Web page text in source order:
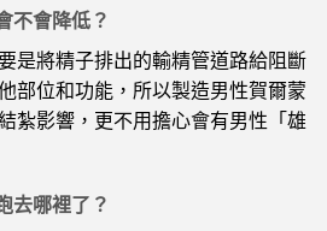
不會降低？
是將精子排出的輸精管道路給阻斷
部位和功能，所以製造男性賀爾蒙
紮影響，更不用擔心會有男性「雄
去哪裡了？